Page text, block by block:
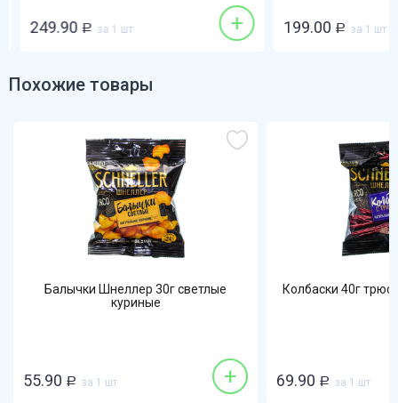
249.90 Р за 1 шт + 199.00 Р за 1 шт
Похожие товары
Балычки Шнеллер 30г светлые
куриные
55.90 Р за 1 шт +
Колбаски 40г
69.90 Р за 1 шт